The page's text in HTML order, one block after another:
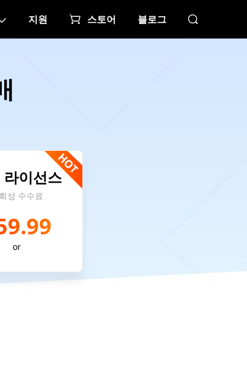
지원 스토어 블로그
라이선스
성 수수료
or